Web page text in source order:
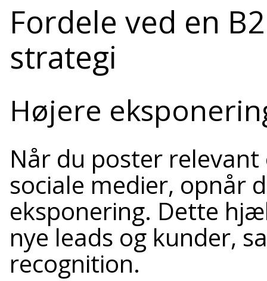
Fordele ved en
strategi
Højere
Når du poster
sociale medier, opnår
eksponering. Dette
nye leads og kunder,
recognition.